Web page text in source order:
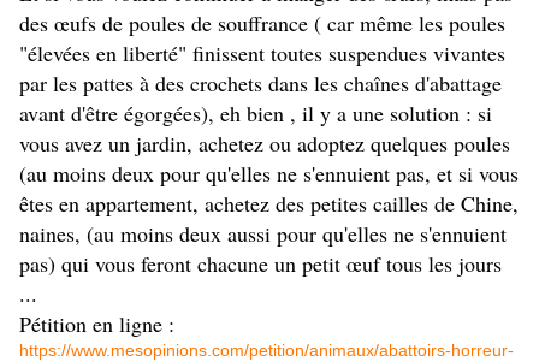
des œufs de poules de souffrance ( car même les poules
"élevées en liberté" finissent toutes suspendues vivantes
par les pattes à des crochets dans les chaînes d'abattage
avant d'être égorgées), eh bien , il y a une solution : si
vous avez un jardin, achetez ou adoptez quelques poules
(au moins deux pour qu'elles ne s'ennuient pas, et si vous
êtes en appartement, achetez des petites cailles de Chine,
naines, (au moins deux aussi pour qu'elles ne s'ennuient
pas) qui vous feront chacune un petit œuf tous les jours
...
Pétition en ligne :
https://www.mesopinions.com/petition/animaux/abattoirs-horreur-